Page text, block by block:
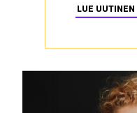
LUE UUTINEN